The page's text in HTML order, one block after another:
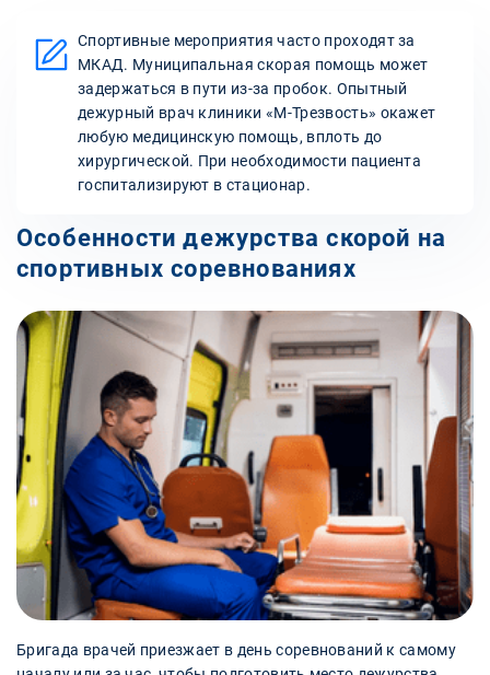
Спортивные мероприятия часто проходят за
МКАД. Муниципальная скорая помощь может
задержаться в пути из-за пробок. Опытный
дежурный врач клиники «М-Трезвость» окажет
любую медицинскую помощь, вплоть до
хирургической. При необходимости пациента
госпитализируют в стационар.
Особенности дежурства скорой на
спортивных соревнованиях
Бригада врачей приезжает в день соревнований к самому